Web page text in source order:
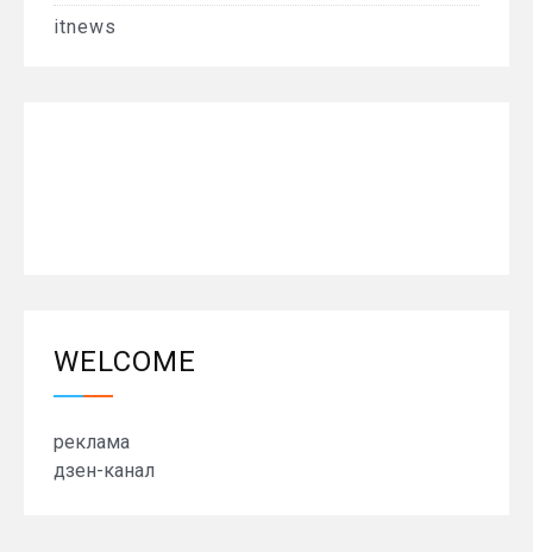
itnews
WELCOME
реклама
дзен-канал